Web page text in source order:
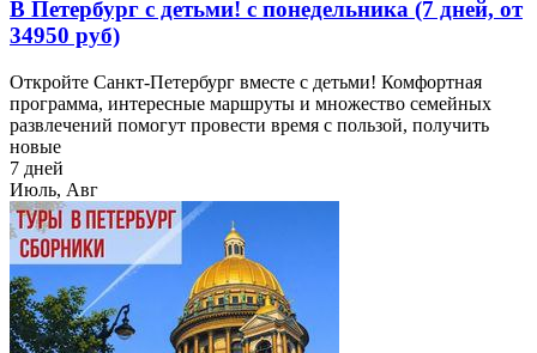
В Петербург с детьми! с понедельника (7 дней, от
34950 руб)
Откройте Санкт-Петербург вместе с детьми! Комфортная
программа, интересные маршруты и множество семейных
развлечений помогут провести время с пользой, получить
новые
7 дней
Июль, Авг